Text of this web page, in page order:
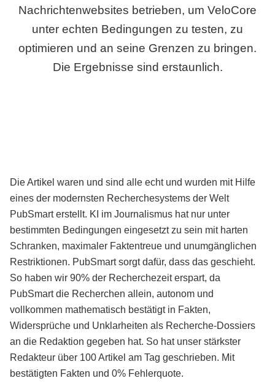
Nachrichtenwebsites betrieben, um VeloCore
unter echten Bedingungen zu testen, zu
optimieren und an seine Grenzen zu bringen.
Die Ergebnisse sind erstaunlich.
Die Artikel waren und sind alle echt und wurden mit Hilfe
eines der modernsten Recherchesystems der Welt
PubSmart erstellt. KI im Journalismus hat nur unter
bestimmten Bedingungen eingesetzt zu sein mit harten
Schranken, maximaler Faktentreue und unumgänglichen
Restriktionen. PubSmart sorgt dafür, dass das geschieht.
So haben wir 90% der Recherchezeit erspart, da
PubSmart die Recherchen allein, autonom und
vollkommen mathematisch bestätigt in Fakten,
Widersprüche und Unklarheiten als Recherche-Dossiers
an die Redaktion gegeben hat. So hat unser stärkster
Redakteur über 100 Artikel am Tag geschrieben. Mit
bestätigten Fakten und 0% Fehlerquote.